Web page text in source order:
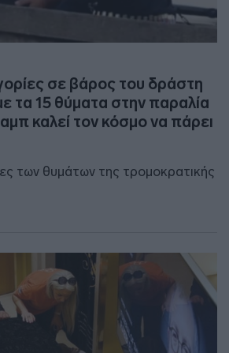
σε βάρος του δράστη
τα 15 θύματα στην παραλία
καλεί τον κόσμο να πάρει
των θυμάτων της τρομοκρατικής